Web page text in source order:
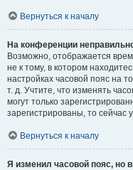
Вернуться к началу
На конференции
Возможно, отображается
не к тому, в котором
настройках часовой пояс на
т. д. Учтите, что изменять
могут только
зарегистрированы, то сейчас
Вернуться к началу
Я изменил часовой пояс, но